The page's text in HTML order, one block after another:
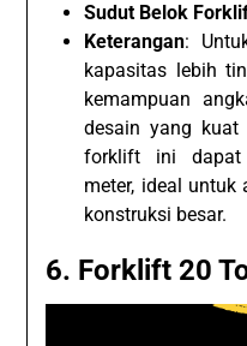
Sudut Belok
Keterangan:
kapasitas lebih
kemampuan
desain yang
forklift ini dapat
meter, ideal
konstruksi besar.
6. Forklift 20